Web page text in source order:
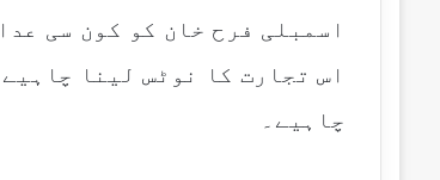
اسمبلی فرح خان کو کون سی
اس تجارت کا نوٹس لینا
چاہیے۔